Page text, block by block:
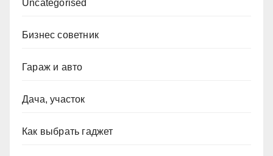
Uncategorised
Бизнес советник
Гараж и авто
Дача, участок
Как выбрать гаджет